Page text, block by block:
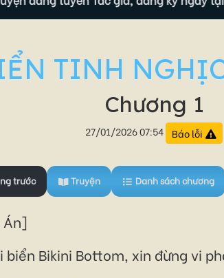
TINH
Chương 1
27/01/2026 07:54 Báo lỗi
trước Truyện Danh sách chương
Án]
Bikini Bottom, xin đừng vi